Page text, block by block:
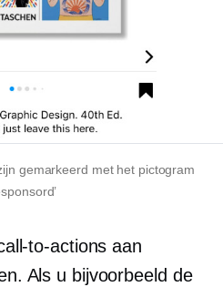
gemarkeerd met het pictogram
to-actions aan
Als u bijvoorbeeld de